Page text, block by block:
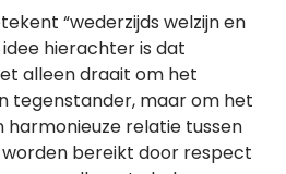
“wederzijds welzijn en
hierachter is dat
alleen draait om het
tegenstander, maar om het
harmonieuze relatie tussen
worden bereikt door respect